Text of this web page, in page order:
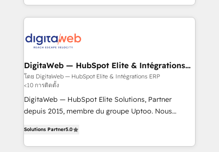
solutions to complex GTM and RevOps challenges.
Our Expertise 🔹 Onboarding & Implementation:
tailored to your GTM motion. 🔹 Migrations: Move
downtime. 🔹 RevOps Strategy: Align teams,
processes, and data to drive revenue efficiency. 🔹
Integrations: Connect HubSpot with your tech stack
for better adoption. 🔹 Custom Solutions: Build
tailored apps, workflows, and configurations. We are
our commitment to data security and compliance. At
OneMetric, we help revenue teams focus on the
DigitaWeb — HubSpot Elite & Intégrations
ERP
โดย DigitaWeb — HubSpot Elite & Intégrations ERP
<10 การติดตั้ง
DigitaWeb — HubSpot Elite Solutions, Partner
depuis 2015, membre du groupe Uptoo. Nous
Ventes et Service sur HubSpot grâce à la Revenue
Architecture : alignement des équipes, pipeline
Solutions Partner5.0